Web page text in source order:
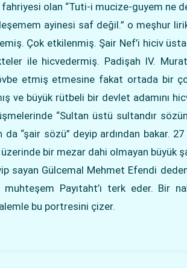
fahriyesi olan “Tuti-i mucize-guyem ne
ayinesi saf değil.” o meşhur
Çok etkilenmiş. Şair Nef’i hiciv
ile hicvedermiş. Padişah IV.
etmiş etmesine fakat ortada bir
ve büyük rütbeli bir devlet adamını
“Sultan üstü sultandır
da “şair sözü” deyip ardından bakar.
üzerinde bir mezar dahi olmayan büyük
sayan Gülcemal Mehmet Efendi
Payıtaht’ı terk eder. Bir
bu portresini çizer.